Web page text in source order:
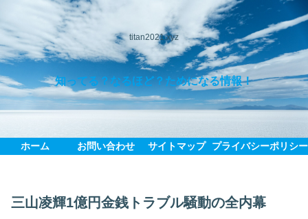
titan2021.xyz
知ってる？なるほど？ためになる情報！
ホーム お問い合わせ サイトマップ プライバシーポリシー
三山凌輝1億円金銭トラブル騒動の全内幕